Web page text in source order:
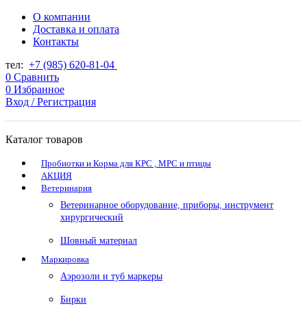
О компании
Доставка и оплата
Контакты
тел: +7 (985) 620-81-04
0 Сравнить
0 Избранное
Вход / Регистрация
Каталог товаров
Пробиотки и Корма для КРС , МРС и птицы
АКЦИЯ
Ветеринария
Ветеринарное оборудование, приборы, инструмент
хирургический
Шовный материал
Маркировка
Аэрозоли и туб маркеры
Бирки